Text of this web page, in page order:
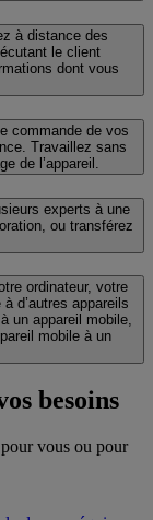
à distance des
le client
dont vous
commande de vos
Travaillez sans
de l’appareil.
experts à une
ou transférez
ordinateur, votre
d’autres appareils
un appareil mobile,
mobile à un
besoins
vous ou pour